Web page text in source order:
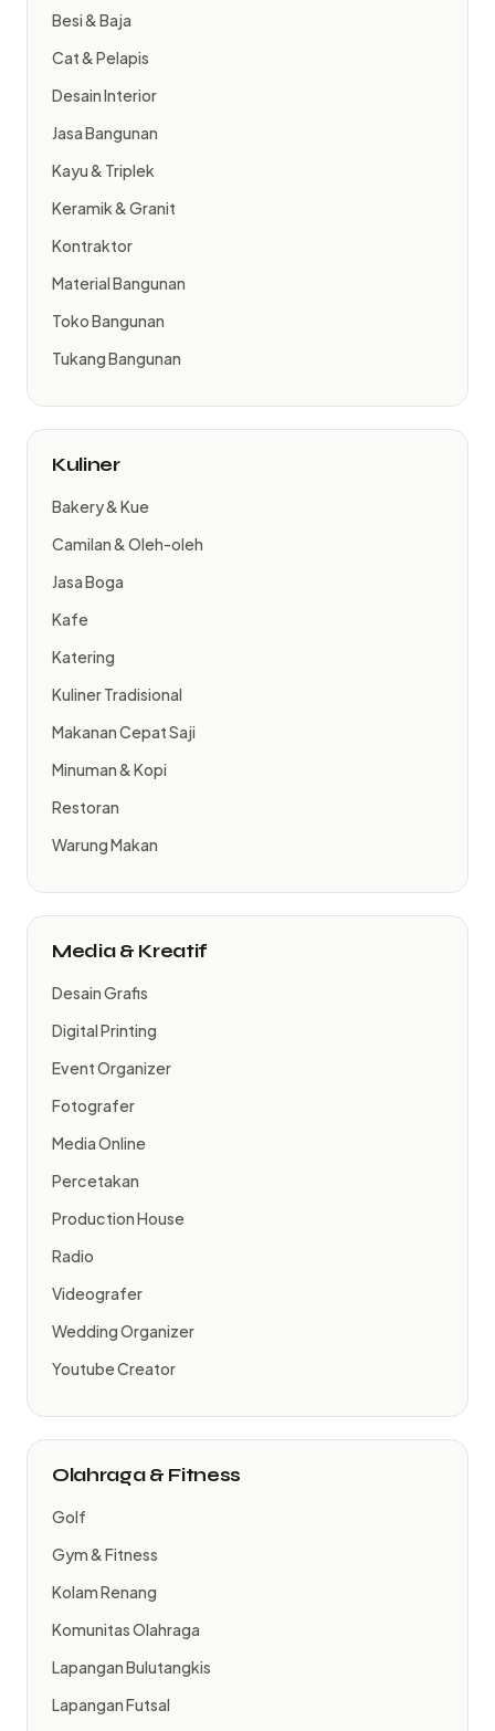
Besi & Baja
Cat & Pelapis
Desain Interior
Jasa Bangunan
Kayu & Triplek
Keramik & Granit
Kontraktor
Material Bangunan
Toko Bangunan
Tukang Bangunan
Kuliner
Bakery & Kue
Camilan & Oleh-oleh
Jasa Boga
Kafe
Katering
Kuliner Tradisional
Makanan Cepat Saji
Minuman & Kopi
Restoran
Warung Makan
Media & Kreatif
Desain Grafis
Digital Printing
Event Organizer
Fotografer
Media Online
Percetakan
Production House
Radio
Videografer
Wedding Organizer
Youtube Creator
Olahraga & Fitness
Golf
Gym & Fitness
Kolam Renang
Komunitas Olahraga
Lapangan Bulutangkis
Lapangan Futsal